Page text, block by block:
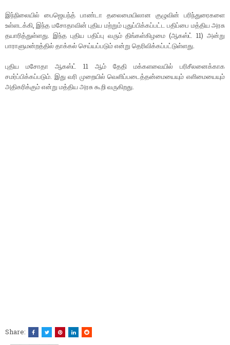
இந்நிலையில் பைஜெயந்த் பாண்டா தலைமையிலான குழுவின் பரிந்துரைகளை
உள்ளடக்கி, இந்த மசோதாவின் புதிய மற்றும் புதுப்பிக்கப்பட்ட பதிப்பை மத்திய அரசு
தயாரித்துள்ளது. இந்த புதிய பதிப்பு வரும் திங்கள்கிழமை (ஆகஸ்ட் 11) அன்று
பாராளுமன்றத்தில் தாக்கல் செய்யப்படும் என்று தெரிவிக்கப்பட்டுள்ளது.
புதிய மசோதா ஆகஸ்ட் 11 ஆம் தேதி மக்களவையில் பரிசீலனைக்காக
சமர்ப்பிக்கப்படும். இது வரி முறையில் வெளிப்படைத்தன்மையையும் எளிமையையும்
அதிகரிக்கும் என்று மத்திய அரசு கூறி வருகிறது.
Share: